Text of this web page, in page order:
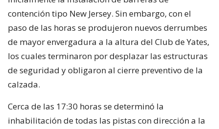
contención tipo New Jersey. Sin embargo, con el
paso de las horas se produjeron nuevos derrumbes
de mayor envergadura a la altura del Club de Yates,
los cuales terminaron por desplazar las estructuras
de seguridad y obligaron al cierre preventivo de la
calzada.
Cerca de las 17:30 horas se determinó la
inhabilitación de todas las pistas con dirección a la